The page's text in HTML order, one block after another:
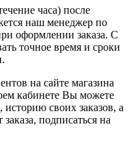
часа) после
наш менеджер по
оформлении заказа. С
точное время и сроки
на сайте магазина
кабинете Вы можете
своих заказов, а
подписаться на